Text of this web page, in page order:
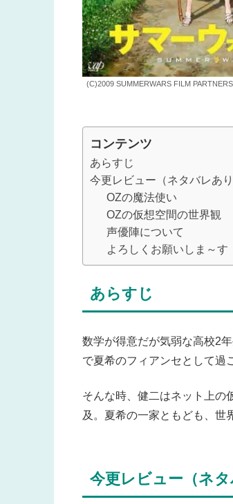
(C)2009 SUMMERWARS FILM PARTNERS
コンテンツ
あらすじ
今更レビュー（ネタバレあり
OZの魔法使い
OZの仮想空間の世界観
声優陣について
よろしくお願いしま～す
あらすじ
数学が得意だが気弱な高校2
で夏希のフィアンセとして過
そんな時、健二はネット上の
及。夏希の一家ともども、世
今更レビュー（ネタ